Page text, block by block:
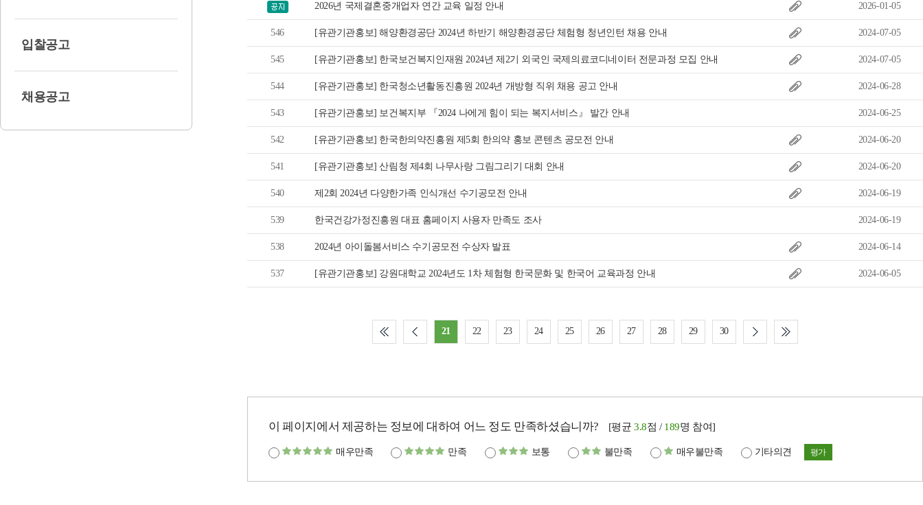
입찰공고
채용공고
2026년 국제결혼중개업자 연간 교육 일정 안내 2026-01-05
546 [유관기관홍보] 해양환경공단 2024년 하반기 해양환경공단 체험형 청년인턴 채용 안내 2024-07-05
545 [유관기관홍보] 한국보건복지인재원 2024년 제2기 외국인 국제의료코디네이터 전문과정 모집 안내 2024-07-05
544 [유관기관홍보] 한국청소년활동진흥원 2024년 개방형 직위 채용 공고 안내 2024-06-28
543 [유관기관홍보] 보건복지부 『2024 나에게 힘이 되는 복지서비스』 발간 안내 2024-06-25
542 [유관기관홍보] 한국한의약진흥원 제5회 한의약 홍보 콘텐츠 공모전 안내 2024-06-20
541 [유관기관홍보] 산림청 제4회 나무사랑 그림그리기 대회 안내 2024-06-20
540 제2회 2024년 다양한가족 인식개선 수기공모전 안내 2024-06-19
539 한국건강가정진흥원 대표 홈페이지 사용자 만족도 조사 2024-06-19
538 2024년 아이돌봄서비스 수기공모전 수상자 발표 2024-06-14
537 [유관기관홍보] 강원대학교 2024년도 1차 체험형 한국문화 및 한국어 교육과정 안내 2024-06-05
21 22 23 24 25 26 27 28 29 30
이 페이지에서 제공하는 정보에 대하여 어느 정도 만족하셨습니까? [평균3.8점 / 189명 참여]
매우만족 만족 보통 불만족 매우불만족 기타의견 평가